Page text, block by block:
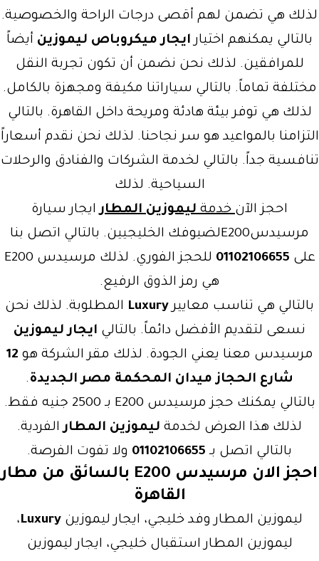
لذلك هي تضمن لهم أقصى درجات الراحة والخصوصية.
بالتالي يمكنهم اختيار ايجار ميكروباص ليموزين أيضاً
للمرافقين. لذلك نحن نضمن أن تكون تجربة النقل
مختلفة تماماً. بالتالي سياراتنا مكيفة ومجهزة بالكامل.
لذلك هي توفر بيئة هادئة ومريحة داخل القاهرة. بالتالي
التزامنا بالمواعيد هو سر نجاحنا. لذلك نحن نقدم أسعاراً
تنافسية جداً. بالتالي لخدمة الشركات والفنادق والرحلات
السياحية. لذلك
احجز الآنخدمةليموزين المطارايجار سيارة
مرسيدسE200لضيوفك الخليجيين. بالتالي اتصل بنا
على 01102106655
للحجز الفوري. لذلك مرسيدس E200
هي رمز الذوق الرفيع.
بالتالي هي تناسب معاييرLuxury المطلوبة. لذلك نحن
نسعى لتقديم الأفضل دائماً. بالتالي ايجار ليموزين
مرسيدس معنا يعني الجودة. لذلك مقر الشركة هو 12
شارع الحجاز ميدان المحكمة مصر الجديدة .
بالتالي يمكنك حجز مرسيدس E200 بـ 2500 جنيه فقط.
لذلك هذا العرض لخدمة ليموزين المطارالفردية.
بالتالي اتصل بـ 01102106655 ولا تفوت الفرصة.
احجز الان مرسيدس E200 بالسائق من مطار
القاهرة
ليموزين المطار وفد خليجي، ايجار ليموزين Luxury،
ليموزين المطار استقبال خليجي، ايجار ليموزين